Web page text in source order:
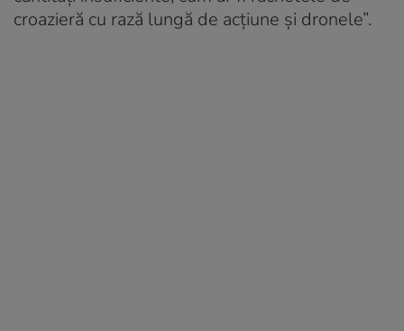
croazieră cu rază lungă de acțiune și dronele”.